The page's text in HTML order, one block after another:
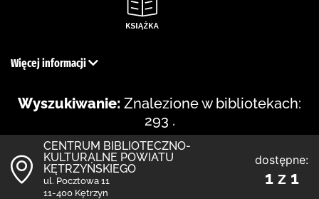
Więcej informacji
Wyszukiwanie: Znalezione w bibliotekach:
293 .
CENTRUM BIBLIOTECZNO-
KULTURALNE POWIATU
KĘTRZYŃSKIEGO
ul. Pocztowa 11
11-400 Kętrzyn
dostępne:
1 z 1